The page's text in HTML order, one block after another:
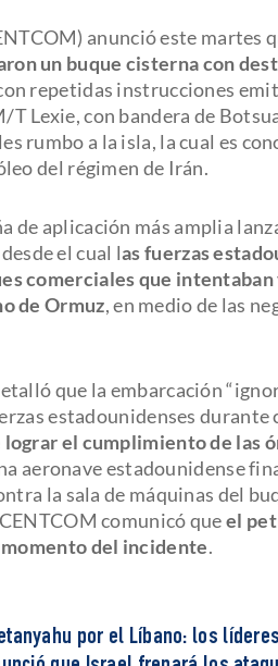
anunció este martes
un buque cisterna con
repetidas instrucciones
Lexie, con bandera de
rumbo a la isla, la cual es
del régimen de Irán.
de aplicación más amplia
el cual las fuerzas
comerciales que intentaban
de Ormuz, en medio de las
que la embarcación
estadounidenses durante
el cumplimiento de las
aeronave estadounidense
la sala de máquinas del
comunicó queel
del incidente.
por el Líbano: los